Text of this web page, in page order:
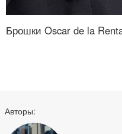
Брошки Oscar de la
Авторы: